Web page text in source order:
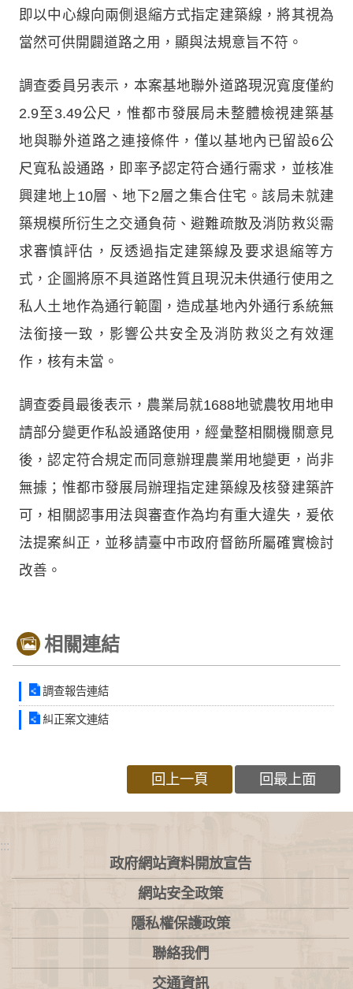
即以中心線向兩側退縮方式指定建築線，將其視為
當然可供開闢道路之用，顯與法規意旨不符。
調查委員另表示，本案基地聯外道路現況寬度僅約
2.9至3.49公尺，惟都市發展局未整體檢視建築基
地與聯外道路之連接條件，僅以基地內已留設6公
尺寬私設通路，即率予認定符合通行需求，並核准
興建地上10層、地下2層之集合住宅。該局未就建
築規模所衍生之交通負荷、避難疏散及消防救災需
求審慎評估，反透過指定建築線及要求退縮等方
式，企圖將原不具道路性質且現況未供通行使用之
私人土地作為通行範圍，造成基地內外通行系統無
法銜接一致，影響公共安全及消防救災之有效運
作，核有未當。
調查委員最後表示，農業局就1688地號農牧用地申
請部分變更作私設通路使用，經彙整相關機關意見
後，認定符合規定而同意辦理農業用地變更，尚非
無據；惟都市發展局辦理指定建築線及核發建築許
可，相關認事用法與審查作為均有重大違失，爰依
法提案糾正，並移請臺中市政府督飭所屬確實檢討
改善。
相關連結
調查報告連結
糾正案文連結
回上一頁 回最上面
:::
政府網站資料開放宣告
網站安全政策
隱私權保護政策
聯絡我們
交通資訊